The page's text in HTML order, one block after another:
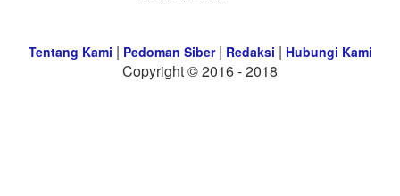
Tentang Kami | Pedoman Siber| Redaksi | Hubungi Kami
Copyright © 2016 - 2018